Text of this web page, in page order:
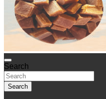
Search
Search